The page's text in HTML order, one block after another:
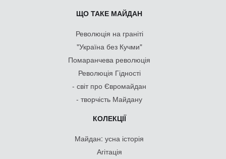
ЩО ТАКЕ МАЙДАН
Революція на граніті
"Україна без Кучми"
Помаранчева революція
Революція Гідності
- світ про Євромайдан
- творчість Майдану
КОЛЕКЦІЇ
Майдан: усна історія
Агітація